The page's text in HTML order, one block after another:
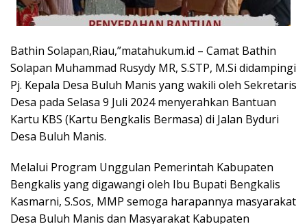
Bathin Solapan,Riau,”matahukum.id – Camat Bathin
Solapan Muhammad Rusydy MR, S.STP, M.Si didampingi
Pj. Kepala Desa Buluh Manis yang wakili oleh Sekretaris
Desa pada Selasa 9 Juli 2024 menyerahkan Bantuan
Kartu KBS (Kartu Bengkalis Bermasa) di Jalan Byduri
Desa Buluh Manis.
Melalui Program Unggulan Pemerintah Kabupaten
Bengkalis yang digawangi oleh Ibu Bupati Bengkalis
Kasmarni, S.Sos, MMP semoga harapannya masyarakat
Desa Buluh Manis dan Masyarakat Kabupaten